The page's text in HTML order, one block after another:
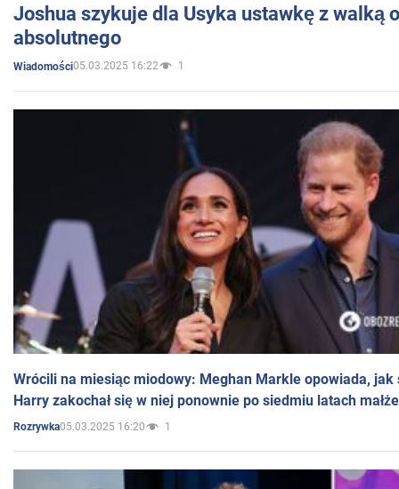
Joshua szykuje dla Usyka ustawkę z walką
absolutnego
Wiadomości05.03.2025 16:22 1
Wrócili na miesiąc miodowy: Meghan Markle opowiada, jak
Harry zakochał się w niej ponownie po siedmiu latach
Rozrywka05.03.2025 16:20 1